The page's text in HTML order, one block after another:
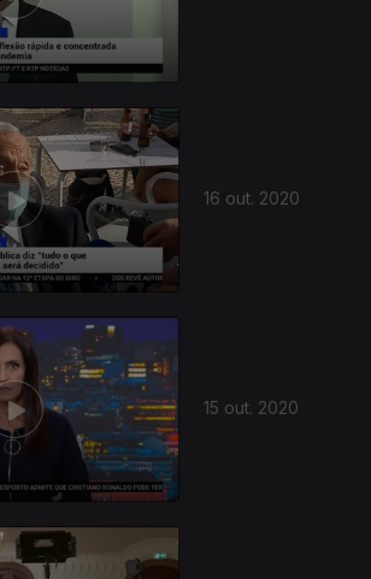
16 out. 2020
15 out. 2020